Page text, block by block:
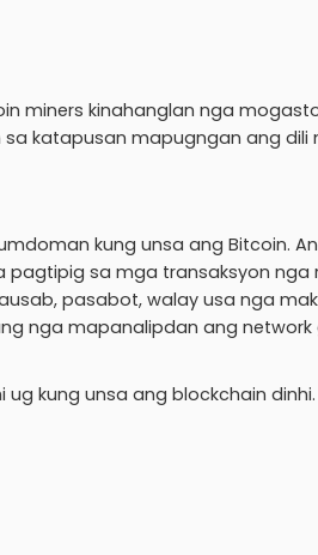
miners kinahanglan nga
katapusan mapugngan ang dili
kung unsa ang Bitcoin.
sa mga transaksyon nga
pasabot, walay usa nga
nga mapanalipdan ang
kung unsa ang blockchain dinhi.